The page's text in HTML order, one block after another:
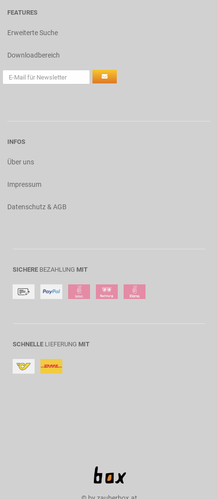
FEATURES
Erweiterte Suche
Downloadbereich
INFOS
Über uns
Impressum
Datenschutz & AGB
SICHERE BEZAHLUNG MIT
SCHNELLE LIEFERUNG MIT